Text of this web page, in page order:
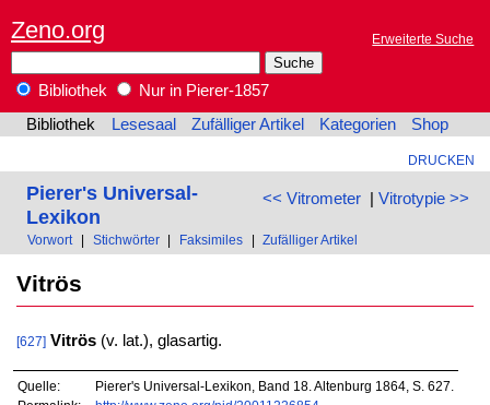
Zeno.org Erweiterte Suche
Bibliothek
Nur in Pierer-1857
Bibliothek
Lesesaal Zufälliger Artikel Kategorien Shop
DRUCKEN
<< Vitrometer| Vitrotypie >>
Pierer's Universal-
Lexikon
Vorwort Stichwörter Faksimiles Zufälliger Artikel
Vitrös
[627] Vitrös(v. lat.), glasartig.
Quelle:
Pierer's Universal-Lexikon, Band 18. Altenburg 1864, S. 627.